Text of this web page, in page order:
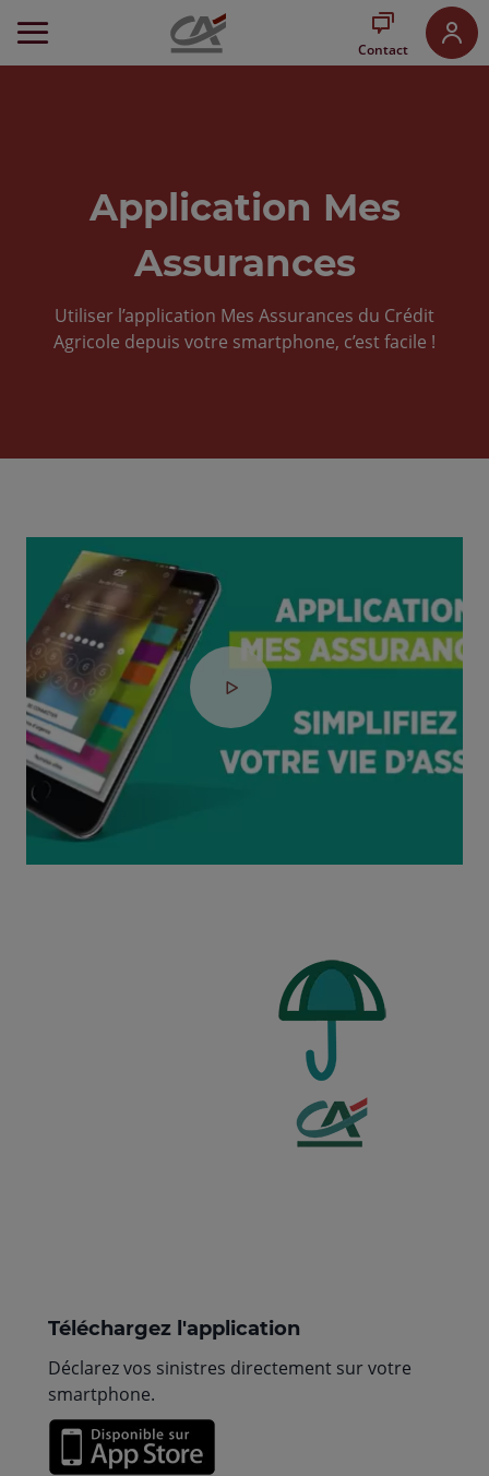
au
Contact
Application Mes
Assurances
Utiliser l’application Mes Assurances du Crédit
Agricole depuis votre smartphone, c’est facile !
Téléchargez l'application
Déclarez vos sinistres directement sur votre
smartphone.